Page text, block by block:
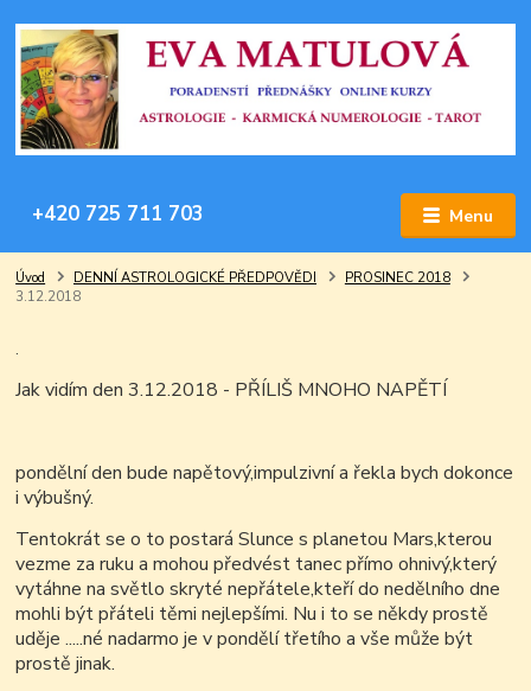
Menu
+420 725 711 703
Úvod DENNÍ ASTROLOGICKÉ PŘEDPOVĚDI
PROSINEC 2018
3.12.2018
.
Jak vidím den 3.12.2018 - PŘÍLIŠ MNOHO NAPĚTÍ
pondělní den bude napětový,impulzivní a řekla bych dokonce
i výbušný.
Tentokrát se o to postará Slunce s planetou Mars,kterou
vezme za ruku a mohou předvést tanec přímo ohnivý,který
vytáhne na světlo skryté nepřátele,kteří do nedělního dne
mohli být přáteli těmi nejlepšími. Nu i to se někdy prostě
uděje .....né nadarmo je v pondělí třetího a vše může být
prostě jinak.